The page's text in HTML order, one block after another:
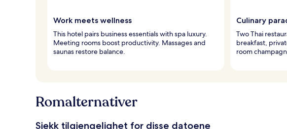
Work meets wellness
This hotel pairs business essentials with spa luxury.
Meeting rooms boost productivity. Massages and
saunas restore balance.
Culinary
Two Thai
breakfast,
room
Romalternativer
Sjekk tilgjengelighet for disse datoene